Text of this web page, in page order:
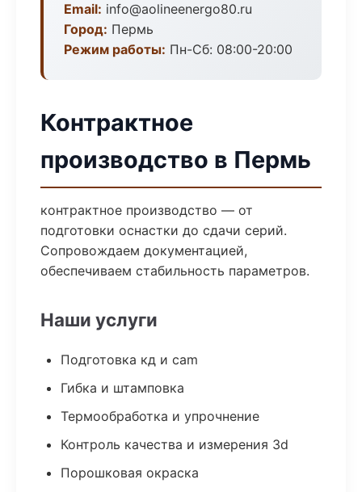
Email: info@aolineenergo80.ru
Город: Пермь
Режим работы: Пн-Сб: 08:00-20:00
Контрактное
производство в Пермь
контрактное производство — от
подготовки оснастки до сдачи серий.
Сопровождаем документацией,
обеспечиваем стабильность параметров.
Наши услуги
Подготовка кд и cam
Гибка и штамповка
Термообработка и упрочнение
Контроль качества и измерения 3d
Порошковая окраска